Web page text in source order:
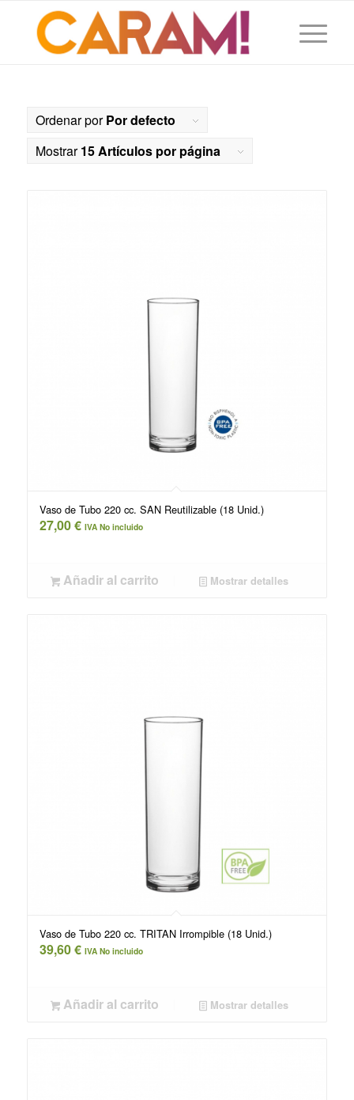
Ordenar porPor defecto
Mostrar15 Artículos por página
Vaso de Tubo 220 cc. SAN Reutilizable (18 Unid.)
27,00€ IVA No incluido
Añadir al carrito Mostrar detalles
Vaso de Tubo 220 cc. TRITAN Irrompible (18 Unid.)
39,60€ IVA No incluido
Añadir al carrito Mostrar detalles